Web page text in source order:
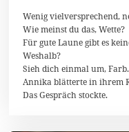
p
t
e
m
e
2
0
Wenig vielversprechend,
Wie meinst du das, Wette?
Für gute Laune gibt es
Weshalb?
Sieh dich einmal um, Farb.
Annika blätterte in ihrem
Das Gespräch stockte.